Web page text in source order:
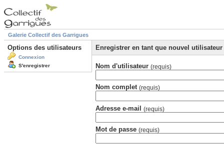
Galerie Collectif des Garrigues
Options des utilisateurs
Connexion
S'enregistrer
Enregistrer en tant que nouvel utilisateur
Nom d'utilisateur (requis)
Nom complet (requis)
Adresse e-mail (requis)
Mot de passe (requis)